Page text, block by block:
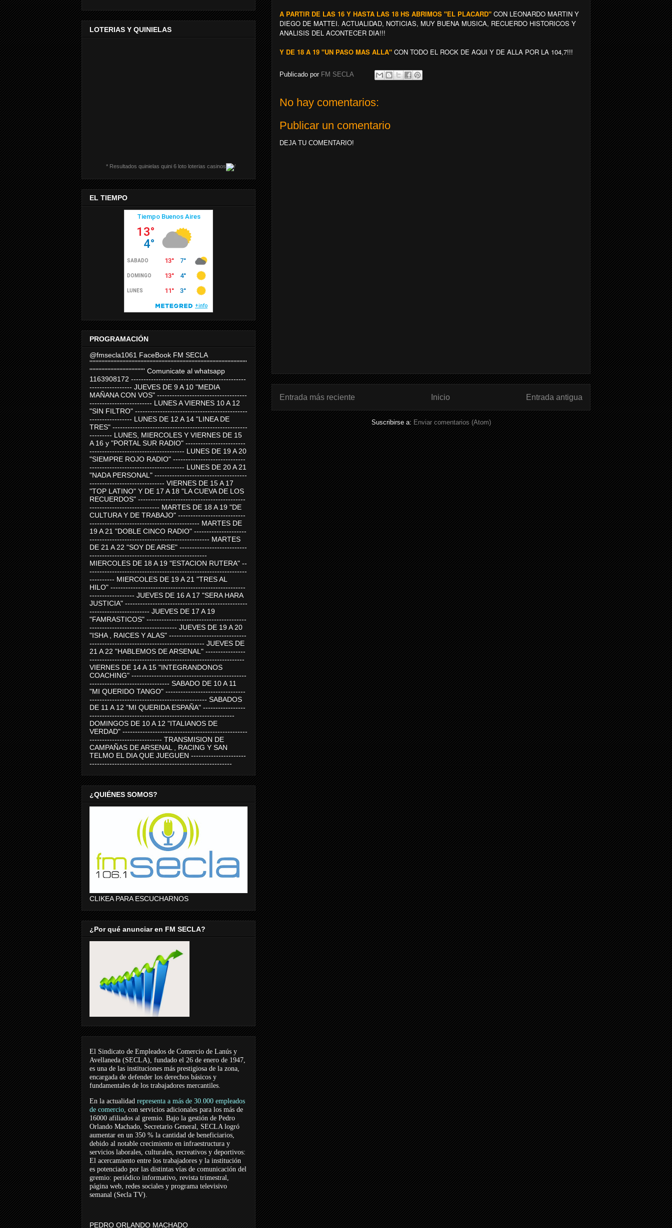
A PARTIR DE LAS 16 Y HASTA LAS 18 HS ABRIMOS "EL PLACARD" CON LEONARDO MARTIN Y
DIEGO DE MATTEI. ACTUALIDAD, NOTICIAS, MUY BUENA MUSICA, RECUERDO HISTORICOS Y
ANALISIS DEL ACONTECER DIA!!!
Y DE 18 A 19 "UN PASO MAS ALLA" CON TODO EL ROCK DE AQUI Y DE ALLA POR LA 104,7!!!
Publicado por FM SECLA
No hay comentarios:
Publicar un comentario
DEJA TU COMENTARIO!
Entrada más reciente Entrada antigua
Inicio
Suscribirse a: Enviar comentarios (Atom)
LOTERIAS Y QUINIELAS
* Resultados quinielas quini 6 loto loterias casinos
EL TIEMPO
PROGRAMACIÓN
@fmsecla1061 FaceBook FM SECLA
'''''''''''''''''''''''''''''''''''''''''''''''''''''''''''''''''''''''''''''''''''''''''''''''''''''''''
''''''''''''''''''''''''''''''''''''' Comunicate al whatsapp
1163908172 ----------------------------------------------
----------------- JUEVES DE 9 A 10 "MEDIA
MAÑANA CON VOS" ------------------------------------
------------------------- LUNES A VIERNES 10 A 12
"SIN FILTRO" ---------------------------------------------
----------------- LUNES DE 12 A 14 "LINEA DE
TRES" ------------------------------------------------------
--------- LUNES, MIERCOLES Y VIERNES DE 15
A 16 y "PORTAL SUR RADIO" ------------------------
-------------------------------------- LUNES DE 19 A 20
"SIEMPRE ROJO RADIO" -----------------------------
-------------------------------------- LUNES DE 20 A 21
"NADA PERSONAL" -------------------------------------
------------------------------ VIERNES DE 15 A 17
"TOP LATINO" Y DE 17 A 18 "LA CUEVA DE LOS
RECUERDOS" -------------------------------------------
---------------------------- MARTES DE 18 A 19 "DE
CULTURA Y DE TRABAJO" ---------------------------
-------------------------------------------- MARTES DE
19 A 21 "DOBLE CINCO RADIO" ---------------------
------------------------------------------------ MARTES
DE 21 A 22 "SOY DE ARSE" ---------------------------
-----------------------------------------------
MIERCOLES DE 18 A 19 "ESTACION RUTERA" --
---------------------------------------------------------------
---------- MIERCOLES DE 19 A 21 "TRES AL
HILO" ------------------------------------------------------
------------------ JUEVES DE 16 A 17 "SERA HARA
JUSTICIA" -------------------------------------------------
------------------------ JUEVES DE 17 A 19
"FAMRASTICOS" ----------------------------------------
----------------------------------- JUEVES DE 19 A 20
"ISHA , RAICES Y ALAS" -------------------------------
---------------------------------------------- JUEVES DE
21 A 22 "HABLEMOS DE ARSENAL" ----------------
--------------------------------------------------------------
VIERNES DE 14 A 15 "INTEGRANDONOS
COACHING" ----------------------------------------------
-------------------------------- SABADO DE 10 A 11
"MI QUERIDO TANGO" --------------------------------
----------------------------------------------- SABADOS
DE 11 A 12 "MI QUERIDA ESPAÑA" -----------------
----------------------------------------------------------
DOMINGOS DE 10 A 12 "ITALIANOS DE
VERDAD" --------------------------------------------------
----------------------------- TRANSMISION DE
CAMPAÑAS DE ARSENAL , RACING Y SAN
TELMO EL DIA QUE JUEGUEN ----------------------
---------------------------------------------------------
¿QUIÉNES SOMOS?
CLIKEA PARA ESCUCHARNOS
¿Por qué anunciar en FM SECLA?
El Sindicato de Empleados de Comercio de Lanús y
Avellaneda (SECLA), fundado el 26 de enero de 1947,
es una de las instituciones más prestigiosa de la zona,
encargada de defender los derechos básicos y
fundamentales de los trabajadores mercantiles.
En la actualidad representa a más de 30.000 empleados
de comercio, con servicios adicionales para los más de
16000 afiliados al gremio. Bajo la gestión de Pedro
Orlando Machado, Secretario General, SECLA logró
aumentar en un 350 % la cantidad de beneficiarios,
debido al notable crecimiento en infraestructura y
servicios laborales, culturales, recreativos y deportivos:
El acercamiento entre los trabajadores y la institución
es potenciado por las distintas vías de comunicación del
gremio: periódico informativo, revista trimestral,
página web, redes sociales y programa televisivo
semanal (Secla TV).
PEDRO ORLANDO MACHADO